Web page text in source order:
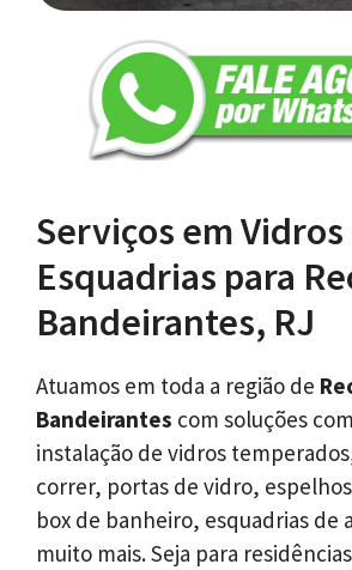
Serviços em Vidros
Esquadrias para
Bandeirantes, RJ
Atuamos em toda a região de
Bandeirantes com soluções
instalação de vidros
correr, portas de vidro,
box de banheiro, esquadrias de
muito mais. Seja para